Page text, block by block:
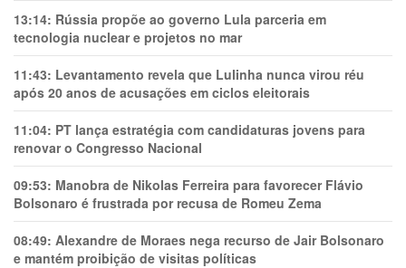
13:14: Rússia propõe ao governo Lula parceria em
tecnologia nuclear e projetos no mar
11:43: Levantamento revela que Lulinha nunca virou réu
após 20 anos de acusações em ciclos eleitorais
11:04: PT lança estratégia com candidaturas jovens para
renovar o Congresso Nacional
09:53: Manobra de Nikolas Ferreira para favorecer Flávio
Bolsonaro é frustrada por recusa de Romeu Zema
08:49: Alexandre de Moraes nega recurso de Jair Bolsonaro
e mantém proibição de visitas políticas